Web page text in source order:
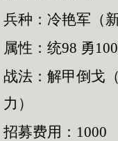
兵种：冷艳军（
属性：统98 勇
战法：解甲倒戈
力）
招募费用：1000